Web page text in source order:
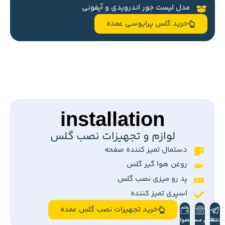
مدل لیست جور اندرویدی و آیفونی
خرید گلس پرایوسی عمده
installation
لوازم و تجهیزات نصب گلس
دستمال تمیز کننده صفحه
روغن هوا گیر گلس
پد رو میزی نصب گلس
اسپری تمیز کننده
خرید تجهیزات نصب گلس عمده
تلگرام
تماس مستقیم
محصولات